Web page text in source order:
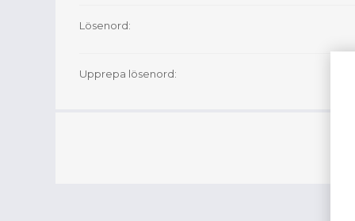
Lösenord:
Upprepa lösenord: